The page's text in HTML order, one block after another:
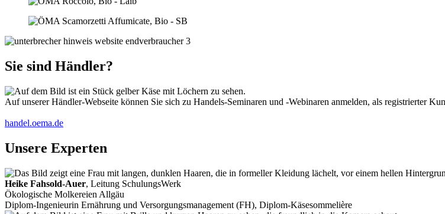
Sie sind Händler?
Auf unserer Händler-Webseite können Sie sich zu Handels-Seminaren und -Webinaren anmelden, als registrierter
handel.oema.de
Unsere Experten
Heike Fahsold-Auer, Leitung SchulungsWerk
Ökologische Molkereien Allgäu
Diplom-Ingenieurin Ernährung und Versorgungsmanagement (FH), Diplom-Käsesommelière